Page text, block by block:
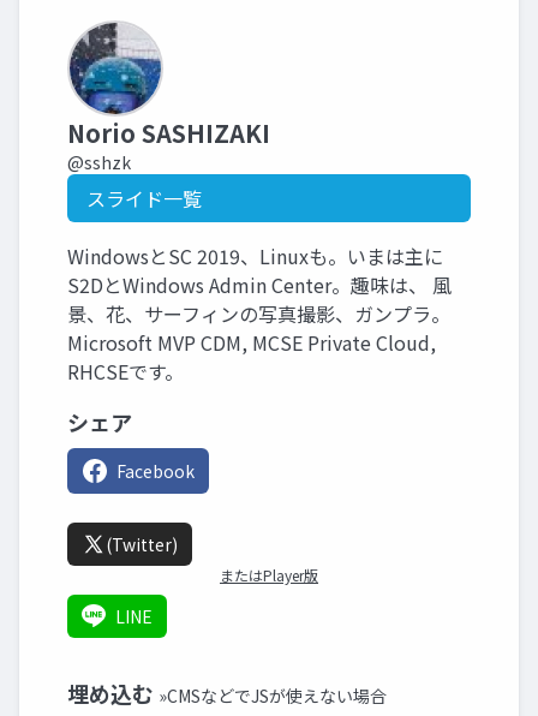
Norio SASHIZAKI
@sshzk
スライド一覧
WindowsとSC 2019、Linuxも。いまは主に
S2DとWindows Admin Center。趣味は、 風
景、花、サーフィンの写真撮影、ガンプラ。
Microsoft MVP CDM, MCSE Private Cloud,
RHCSEです。
シェア
Facebook
(Twitter)
またはPlayer版
LINE
埋め込む »CMSなどでJSが使えない場合